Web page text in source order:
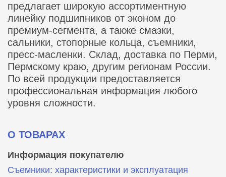
предлагает широкую ассортиментную
линейку подшипников от эконом до
премиум-сегмента, а также смазки,
сальники, стопорные кольца, съемники,
пресс-масленки. Склад, доставка по Перми,
Пермскому краю, другим регионам России.
По всей продукции предоставляется
профессиональная информация любого
уровня сложности.
О ТОВАРАХ
Информация покупателю
Съемники: характеристики и эксплуатация